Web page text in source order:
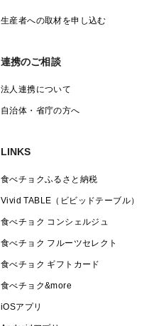
生産者への取材を申し込む
連携のご相談
法人連携について
自治体・省庁の方へ
LINKS
食べチョクふるさと納税
Vivid TABLE（ビビッドテーブル）
食べチョク コンシェルジュ
食べチョク フルーツセレクト
食べチョク ギフトカード
食べチョク&more
iOSアプリ